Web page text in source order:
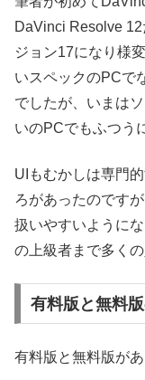
DaVinci Resolve
ジョン17になり様
いスペックのPCで
でしたが、いまは
いのPCでもふつう
UIもむかしは専門
ろがあったのです
扱いやすいように
の上級者まで多く
有料版と無料
有料版と無料版があ